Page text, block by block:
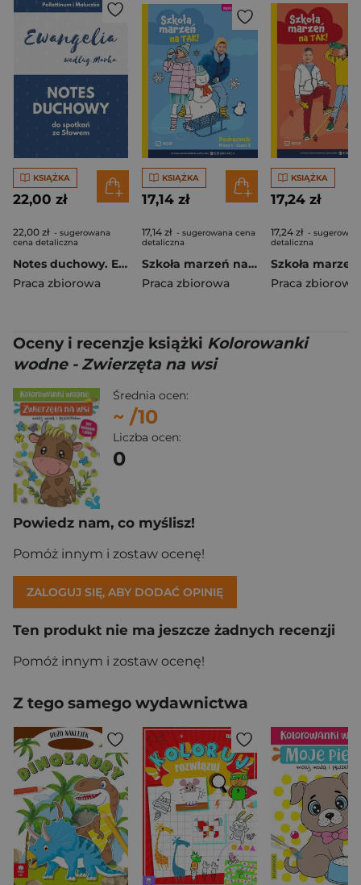
KSIĄŻKA
22,00 zł
22,00 zł - sugerowana
cena detaliczna
Notes duchowy. Ewangelia wg. Marka
Praca zbiorowa
KSIĄŻKA
17,14 zł
17,14 zł - sugerowana cena
detaliczna
Szkoła marzeń na TAK SP 1 podr. cz.2
Praca zbiorowa
KSIĄŻKA
17,24 zł
17,24 zł -
detaliczna
Praca zbiorowa
Oceny i recenzje książki Kolorowanki
wodne - Zwierzęta na wsi
Średnia ocen:
~ /10
Liczba ocen:
0
Powiedz nam, co myślisz!
Pomóż innym i zostaw ocenę!
ZALOGUJ SIĘ, ABY DODAĆ OPINIĘ
Ten produkt nie ma jeszcze żadnych recenzji
Pomóż innym i zostaw ocenę!
Z tego samego wydawnictwa